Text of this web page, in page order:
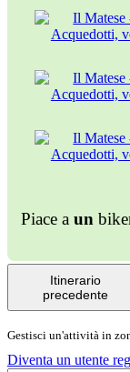
Piace a un
Itinerario
precedente
Gestisci un'attività in
Diventa un utente